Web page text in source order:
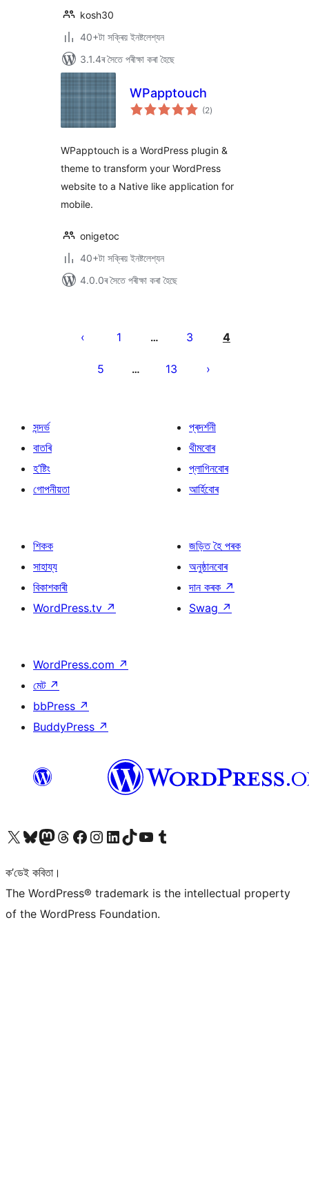
kosh30
40+টা সক্ৰিয় ইনষ্টলেশ্যন
3.1.4ৰ সৈতে পৰীক্ষা কৰা হৈছে
WPapptouch
(2টা
মুঠ)
WPapptouch is a WordPress plugin &
theme to transform your WordPress
website to a Native like application for
mobile.
onigetoc
40+টা সক্ৰিয় ইনষ্টলেশ্যন
4.0.0ৰ সৈতে পৰীক্ষা কৰা হৈছে
পৃষ্ঠাকৰণ
1 … 3 4
5 … 13
সন্দৰ্ভ
বাতৰি
হ’ষ্টিং
গোপনীয়তা
প্ৰদৰ্শনী
থীমবোৰ
প্লাগিনবোৰ
আৰ্হিবোৰ
শিকক
সাহায্য
বিকাশকাৰী
WordPress.tv ↗
জড়িত হৈ পৰক
অনুষ্ঠানবোৰ
দান কৰক ↗
Swag ↗
WordPress.com ↗
মেট ↗
bbPress ↗
BuddyPress ↗
আমাৰ X (আগৰ Twitter) একাউণ্টলৈ যাওকআমাৰ Bluesky একাউণ্টলৈ যাওকআমাৰ Mastodon একাউণ্টলৈ যাওকআমাৰ Threads একাউণ্টলৈ যাওকআমাৰ Facebook পৃষ্ঠালৈ যাওকআমাৰ Instagram একাউণ্টলৈ যাওকআমাৰ LinkedIn একাউণ্টলৈ যাওকআমাৰ TikTok একাউণ্টলৈ যাওকআমাৰ YouTube চেনেললৈ যাওকআমাৰ Tumblr একাউণ্টলৈ যাওক
ক’ডেই কবিতা।
The WordPress® trademark is the intellectual property
of the WordPress Foundation.